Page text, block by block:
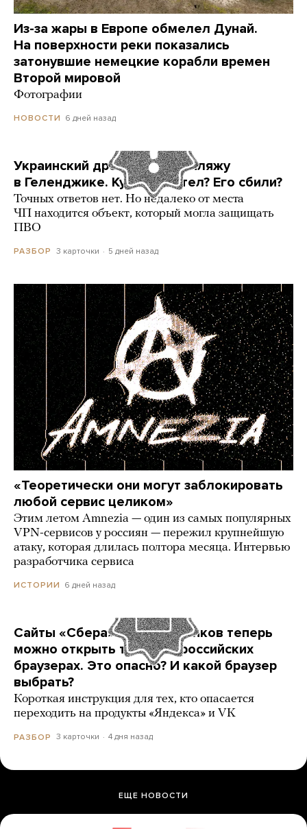
Из-за жары в Европе обмелел Дунай.
На поверхности реки показались
затонувшие немецкие корабли времен
Второй мировой
Фотографии
НОВОСТИ 6 дней назад
Украинский дрон попал по пляжу
в Геленджике. Куда он летел? Его сбили?
Точных ответов нет. Но недалеко от места
ЧП находится объект, который могла защищать
ПВО
РАЗБОР 3 карточки 5 дней назад
«Теоретически они могут заблокировать
любой сервис целиком»
Этим летом Amnezia — один из самых популярных
VPN-сервисов у россиян — пережил крупнейшую
атаку, которая длилась полтора месяца. Интервью
разработчика сервиса
ИСТОРИИ 6 дней назад
Сайты «Сбера» и других банков теперь
можно открыть только в российских
браузерах. Это опасно? И какой браузер
выбрать?
Короткая инструкция для тех, кто опасается
переходить на продукты «Яндекса» и VK
РАЗБОР 3 карточки 4 дня назад
ЕЩЕ НОВОСТИ